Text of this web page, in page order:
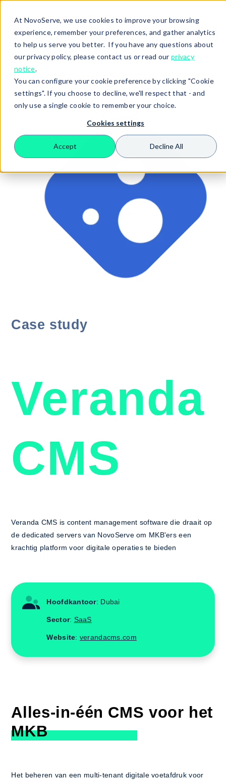
At NovoServe, we use cookies to improve your browsing
experience, remember your preferences, and gather analytics
to help us serve you better. If you have any questions about
our privacy policy, please contact us or read our privacy
notice.
You can configure your cookie preference by clicking "Cookie
settings". If you choose to decline, we'll respect that - and
only use a single cookie to remember your choice.
Cookies settings
Accept Decline All
Search
🏠 Case Study Veranda Software
Case study
Veranda
CMS
Veranda CMS is content management software die draait op
de dedicated servers van NovoServe om MKB'ers een
krachtig platform voor digitale operaties te bieden
Hoofdkantoor: Dubai
Sector: SaaS
Website: verandacms.com
Alles-in-één CMS voor het
MKB
Het beheren van een multi-tenant digitale voetafdruk voor